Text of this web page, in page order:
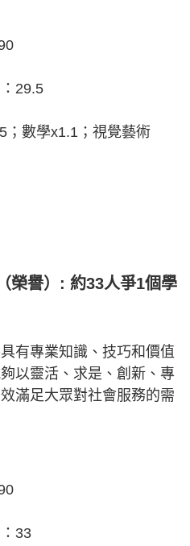
29.5
；數學x1.1；視覺藝術
榮譽）: 約33人爭1個學
有專業知識、技巧和價值
以靈活、求是、創新、專
滿足大眾對社會服務的需
33